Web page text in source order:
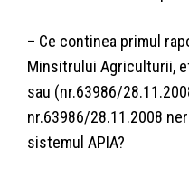
– Ce continea primul
Minsitrului Agriculturii,
sau (nr.63986/
nr.63986/28.11.2008
sistemul APIA?